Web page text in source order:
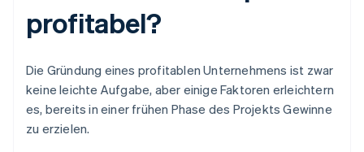
profitabel?
Die Gründung eines profitablen Unternehmens ist zwar
keine leichte Aufgabe, aber einige Faktoren erleichtern
es, bereits in einer frühen Phase des Projekts Gewinne
zu erzielen.